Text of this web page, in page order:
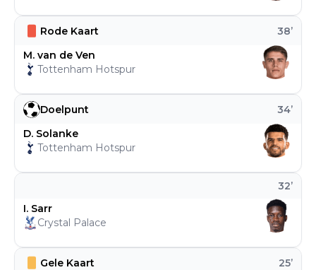
Gele Kaart 25’
32’
I. Sarr
Crystal Palace
Doelpunt 34’
D. Solanke
Tottenham Hotspur
Rode Kaart 38’
M. van de Ven
Tottenham Hotspur